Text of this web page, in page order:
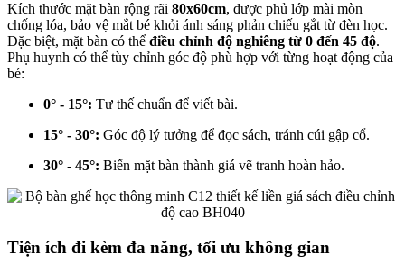
Kích thước mặt bàn rộng rãi 80x60cm, được phủ lớp mài mòn
chống lóa, bảo vệ mắt bé khỏi ánh sáng phản chiếu gắt từ đèn học.
Đặc biệt, mặt bàn có thể điều chỉnh độ nghiêng từ 0 đến 45 độ.
Phụ huynh có thể tùy chỉnh góc độ phù hợp với từng hoạt động của
bé:
0° - 15°: Tư thế chuẩn để viết bài.
15° - 30°: Góc độ lý tưởng để đọc sách, tránh cúi gập cổ.
30° - 45°: Biến mặt bàn thành giá vẽ tranh hoàn hảo.
Tiện ích đi kèm đa năng, tối ưu không gian